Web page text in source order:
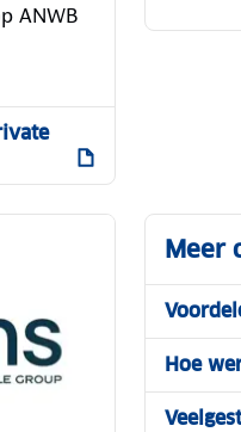
ANWB
Meer
Hoe